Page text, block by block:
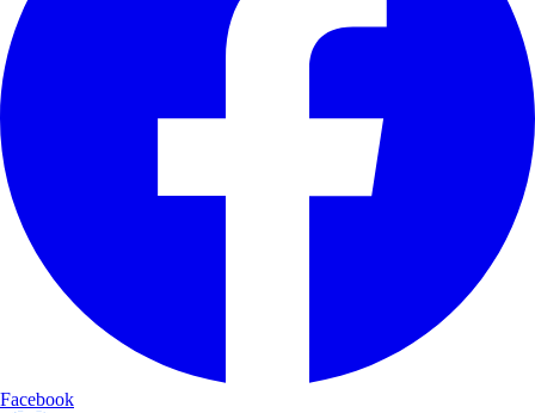
Facebook